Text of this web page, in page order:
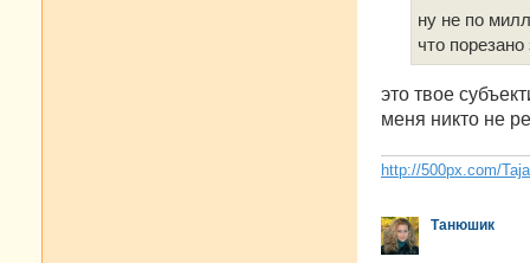
ну не по
что
это твое
меня никто не
http://500px.com/
Танюшик